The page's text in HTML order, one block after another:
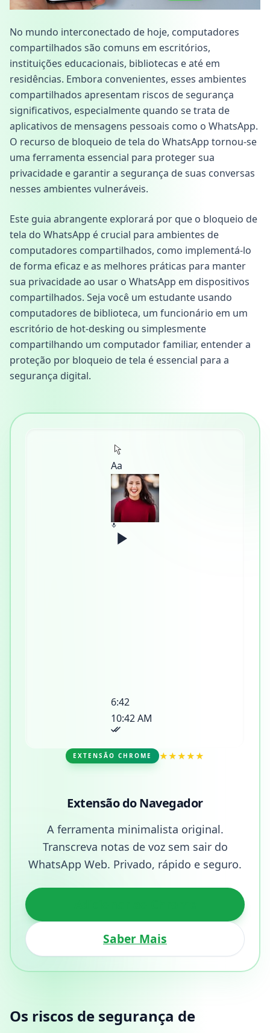
No mundo interconectado de hoje, computadores
compartilhados são comuns em escritórios,
instituições educacionais, bibliotecas e até em
residências. Embora convenientes, esses ambientes
compartilhados apresentam riscos de segurança
significativos, especialmente quando se trata de
aplicativos de mensagens pessoais como o WhatsApp.
O recurso de bloqueio de tela do WhatsApp tornou-se
uma ferramenta essencial para proteger sua
privacidade e garantir a segurança de suas conversas
nesses ambientes vulneráveis.
Este guia abrangente explorará por que o bloqueio de
tela do WhatsApp é crucial para ambientes de
computadores compartilhados, como implementá-lo
de forma eficaz e as melhores práticas para manter
sua privacidade ao usar o WhatsApp em dispositivos
compartilhados. Seja você um estudante usando
computadores de biblioteca, um funcionário em um
escritório de hot-desking ou simplesmente
compartilhando um computador familiar, entender a
proteção por bloqueio de tela é essencial para a
segurança digital.
Aa
6:42
10:42 AM
EXTENSÃO CHROME ★★★★★
Extensão do Navegador
A ferramenta minimalista original.
Transcreva notas de voz sem sair do
WhatsApp Web. Privado, rápido e seguro.
Saber Mais
Os riscos de segurança de